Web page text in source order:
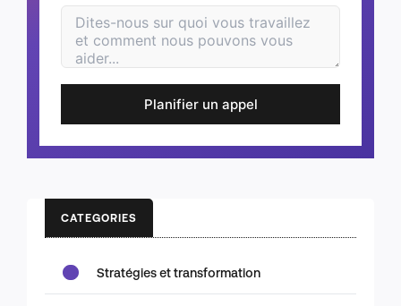
Planifier un appel
CATEGORIES
Stratégies et transformation